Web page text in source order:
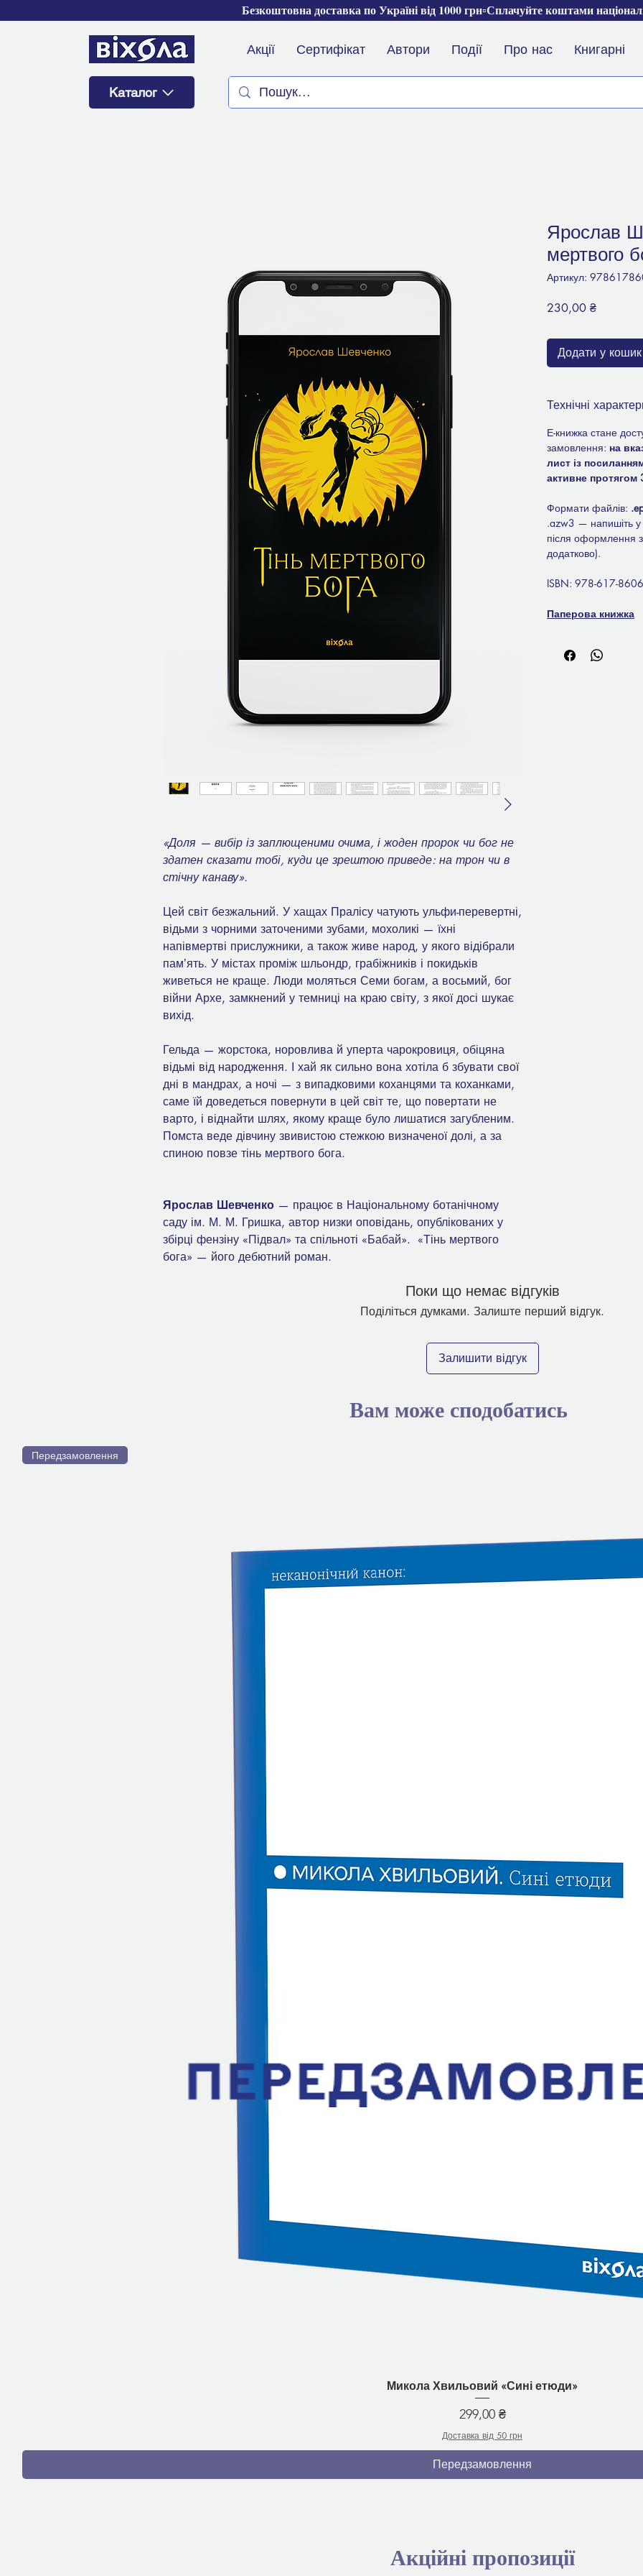
Каталог
Безкоштовна доставка по Україні від 1000 грн▫️Сплачуйте коштами
Акції Сертифікат Автори Події Про нас Книгарні
«Доля — вибір із заплющеними очима, і жоден пророк чи бог не
здатен сказати тобі, куди це зрештою приведе: на трон чи в
стічну канаву».
Цей світ безжальний. У хащах Пралісу чатують ульфи-перевертні,
відьми з чорними заточеними зубами, мохоликі — їхні
напівмертві прислужники, а також живе народ, у якого відібрали
памʼять. У містах проміж шльондр, грабіжників і покидьків
живеться не краще. Люди моляться Семи богам, а восьмий, бог
війни Архе, замкнений у темниці на краю світу, з якої досі шукає
вихід.
Гельда — жорстока, норовлива й уперта чарокровиця, обіцяна
відьмі від народження. І хай як сильно вона хотіла б збувати свої
дні в мандрах, а ночі — з випадковими коханцями та коханками,
саме їй доведеться повернути в цей світ те, що повертати не
варто, і віднайти шлях, якому краще було лишатися загубленим.
Помста веде дівчину звивистою стежкою визначеної долі, а за
спиною повзе тінь мертвого бога.
Ярослав Шевченко — працює в Національному ботанічному
саду ім. М. М. Гришка, автор низки оповідань, опублікованих у
збірці фензіну «Підвал» та спільноті «Бабай». «Тінь мертвого
бога» — його дебютний роман.
Ярослав
мертвого
Артикул:
230,00 ₴Ціна
Додати у кошик
Технічні
Е-книжка стане
замовлення: на
лист із
активне протягом
Формати файлів:
.azw3 — напишіть у
після оформлення
додатково).
ISBN: 978-617-
Паперова книжка
Поки що немає відгуків
Поділіться думками. Залиште перший відгук.
Залишити відгук
Вам може сподобатись
Швидкий перегляд
Передзамовлення
Микола Хвильовий «Сині етюди»
Ціна
299,00 ₴
Доставка від 50 грн
Передзамовлення
Акційні пропозиції